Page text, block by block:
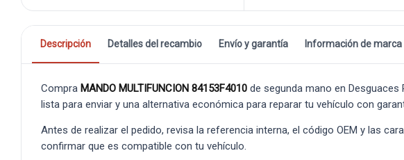
Descripción Detalles del recambio Envío y garantía Información de marca
Compra MANDO MULTIFUNCION 84153F4010 de segunda mano en Desguaces
lista para enviar y una alternativa económica para reparar tu vehículo con
Antes de realizar el pedido, revisa la referencia interna, el código OEM y las
confirmar que es compatible con tu vehículo.